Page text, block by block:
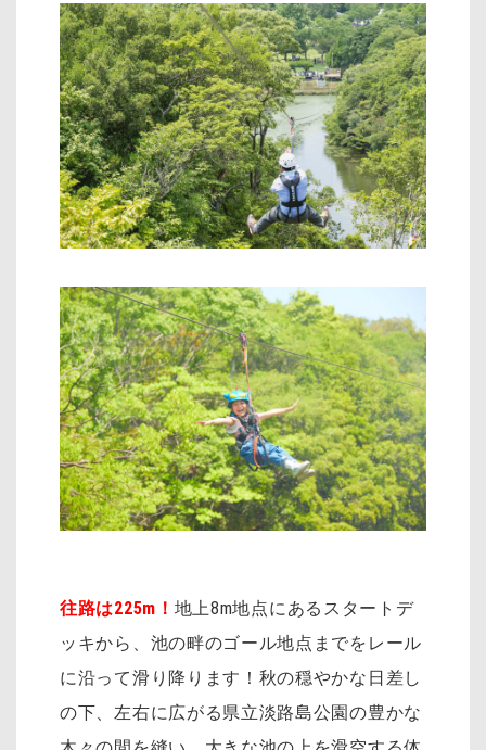
往路は225m！ 地上8m地点にあるスタートデ
ッキから、池の畔のゴール地点までをレール
に沿って滑り降ります！秋の穏やかな日差し
の下、左右に広がる県立淡路島公園の豊かな